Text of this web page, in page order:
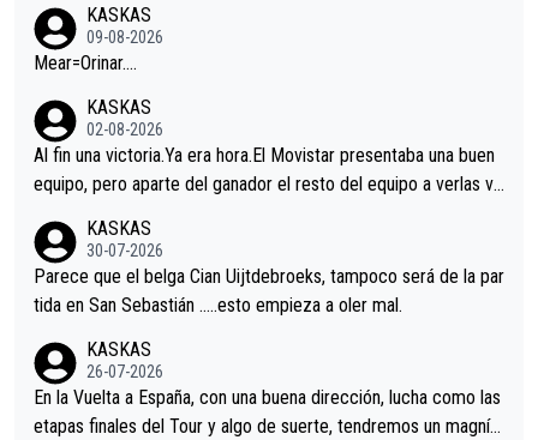
KASKAS
09-08-2026
Mear=Orinar….
KASKAS
02-08-2026
Al fin una victoria.Ya era hora.El Movistar presentaba una buen
equipo, pero aparte del ganador el resto del equipo a verlas ve
s.La única buena noticia es la mejoría de Enric Más en San Seb
astian.Si en la Vuelta a Burgos sigue la mejoría, podríamos ten
er alguna sorpresa en la Vuelta.Ojalá.
KASKAS
30-07-2026
Parece que el belga Cian Uijtdebroeks, tampoco será de la par
tida en San Sebastián …..esto empieza a oler mal.
KASKAS
26-07-2026
En la Vuelta a España, con una buena dirección, lucha como las
etapas finales del Tour y algo de suerte, tendremos un magnífi